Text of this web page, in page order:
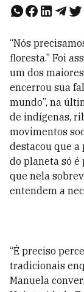
“Nós
floresta.” Foi
um dos
encerrou sua
mundo”, na
de indígenas,
movimentos
destacou que
do planeta só é
que nela
entendem a
“É preciso
tradicionais
Manuela